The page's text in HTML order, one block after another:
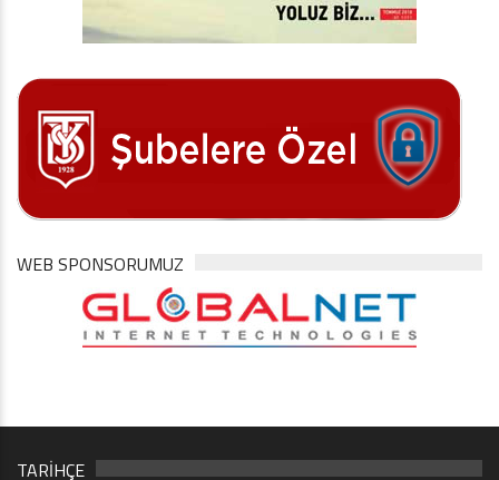
WEB SPONSORUMUZ
TARİHÇE